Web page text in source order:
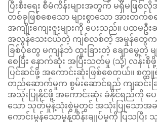
ပြီးစီးရေး စီမံကိန်းများအတွက် မရှိမဖြ
တစ်ခုဖြစ်စေသော များစွာသော အားတက်စ
အကျိုးကျေးဇူးများကို ပေးသည်။ ပထမဦး
အလွန်သေးငယ်တဲ့ ကျစ်လစ်တဲ့ အမှုန်တွေက
ခြစ်ပုံတွေ မကျန်ဘဲ ထူးခြားတဲ့ ချောမွေ့တဲ့
စေပြီး နောက်ဆုံး အပြီးသတ်မှု (သို့) လန်းစိုဖို့
ပြင်ဆင်ဖို့ အကောင်းဆုံးဖြစ်စေတယ်။ စက္
တည်ဆောက်မှုက စွမ်းဆောင်ရည် ကျဆင်းခြ
အသုံးပြုနိုင်ဖို့ အကောင်းဆုံး ခံနိုင်ရည်ကို ပ
သော သုတ်မှုန့်သုံးစွဲမှုတွင် အသုံးပြုသောအခ
ကောင်းမွန်သောမှုန့်ထိန်းချုပ်မှုကို ပြသပြီး